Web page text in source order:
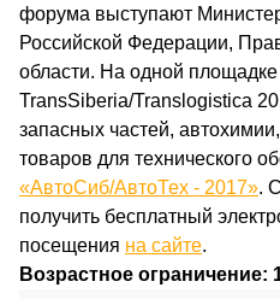
форума выступают
Российской Федерации,
области. На одной площадке
TransSiberia/Translogistica
запасных частей,
товаров для технического
«АвтоСиб/АвтоТех - 2017».
получить бесплатный
посещения на сайте.
Возрастное ограничение: